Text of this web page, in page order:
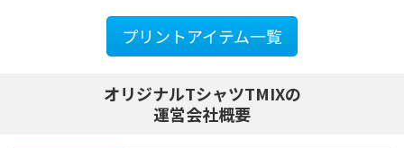
プリントアイテム一覧
オリジナルTシャツTMIXの
運営会社概要